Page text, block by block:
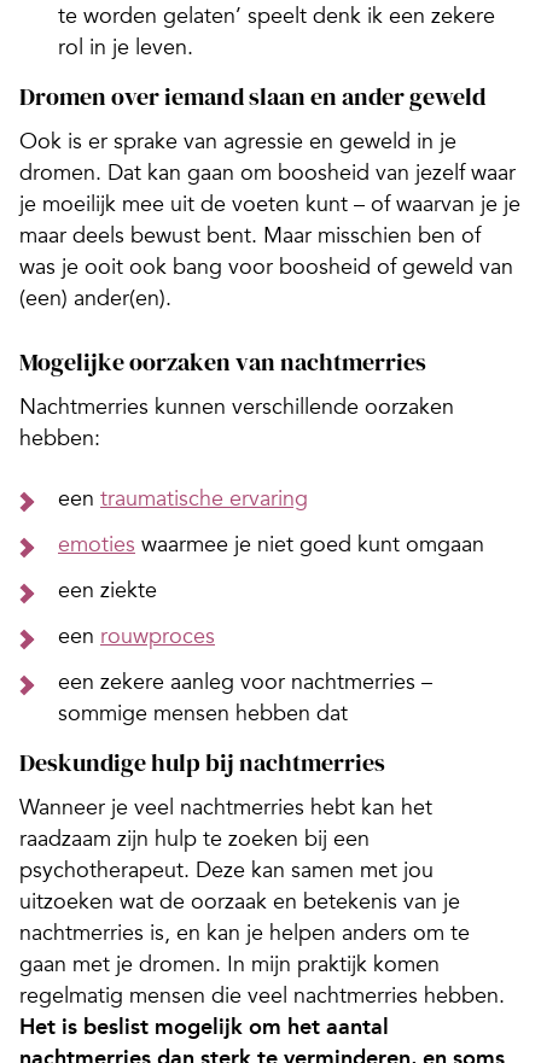
te worden gelaten’ speelt denk ik een zekere
rol in je leven.
Dromen over iemand slaan en ander geweld
Ook is er sprake van agressie en geweld in je
dromen. Dat kan gaan om boosheid van jezelf waar
je moeilijk mee uit de voeten kunt – of waarvan je je
maar deels bewust bent. Maar misschien ben of
was je ooit ook bang voor boosheid of geweld van
(een) ander(en).
Mogelijke oorzaken van nachtmerries
Nachtmerries kunnen verschillende oorzaken
hebben:
een traumatische ervaring
emoties waarmee je niet goed kunt omgaan
een ziekte
een rouwproces
een zekere aanleg voor nachtmerries –
sommige mensen hebben dat
Deskundige hulp bij nachtmerries
Wanneer je veel nachtmerries hebt kan het
raadzaam zijn hulp te zoeken bij een
psychotherapeut. Deze kan samen met jou
uitzoeken wat de oorzaak en betekenis van je
nachtmerries is, en kan je helpen anders om te
gaan met je dromen. In mijn praktijk komen
regelmatig mensen die veel nachtmerries hebben.
Het is beslist mogelijk om het aantal